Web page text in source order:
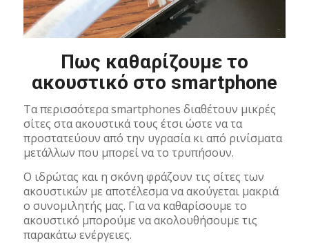
Πως καθαρίζουμε το
ακουστικό στο smartphone
Τα περισσότερα smartphones διαθέτουν μικρές
σίτες στα ακουστικά τους έτσι ώστε να τα
προστατεύουν από την υγρασία κι από ρινίσματα
μετάλλων που μπορεί να το τρυπήσουν.
Ο ιδρώτας και η σκόνη φράζουν τις σίτες των
ακουστικών με αποτέλεσμα να ακούγεται μακριά
ο συνομιλητής μας. Για να καθαρίσουμε το
ακουστικό μπορούμε να ακολουθήσουμε τις
παρακάτω ενέργειες.